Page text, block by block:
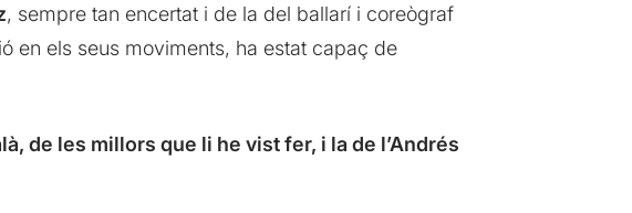
, sempre tan encertat i de la del ballarí i coreògraf
en els seus moviments, ha estat capaç de
de les millors que li he vist fer, i la de l’Andrés